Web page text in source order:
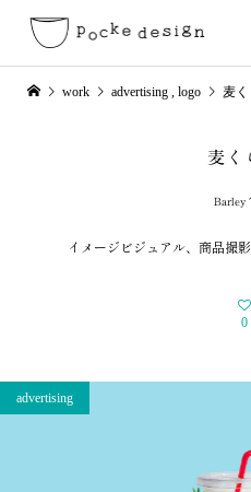
work advertising , logo 麦
麦く
Barley
イメージビジュアル、商品撮
0
advertising